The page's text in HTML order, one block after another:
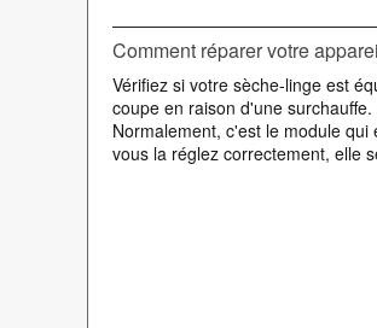
Comment réparer votre
Vérifiez si votre sèche-linge est
coupe en raison d'une
Normalement, c'est le module
vous la réglez correctement, elle